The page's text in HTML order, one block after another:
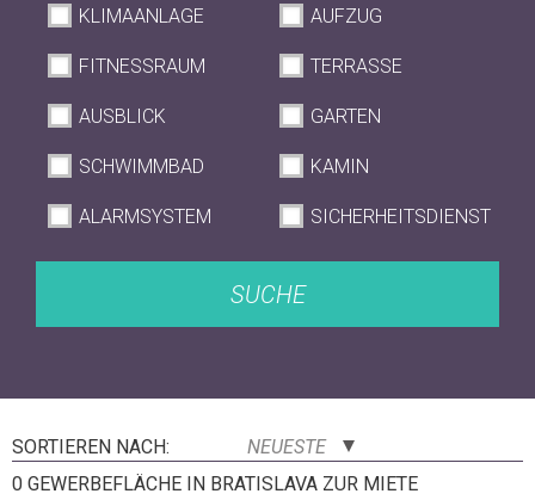
KLIMAANLAGE AUFZUG
FITNESSRAUM TERRASSE
AUSBLICK GARTEN
SCHWIMMBAD KAMIN
ALARMSYSTEM SICHERHEITSDIENST
SUCHE
SORTIEREN NACH:
NEUESTE
0 GEWERBEFLÄCHE IN BRATISLAVA ZUR MIETE